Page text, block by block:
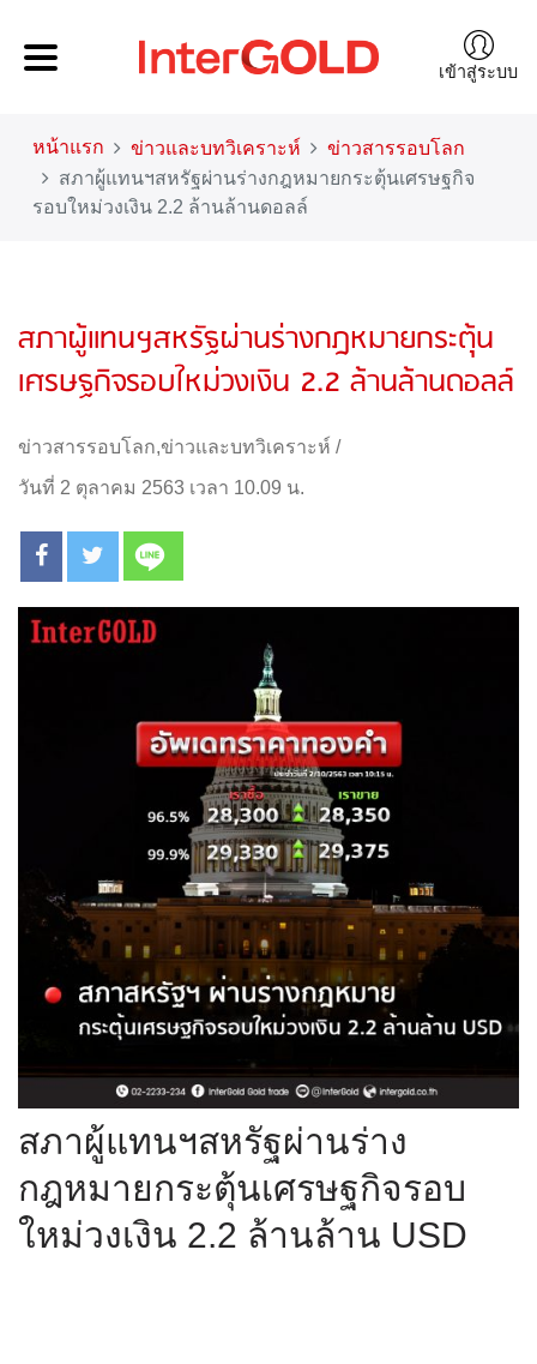
เข้าสู่ระบบ
หน้าแรก ข่าวและบทวิเคราะห์
ข่าวสารรอบโลก
สภาผู้แทนฯสหรัฐผ่านร่างกฎหมายกระตุ้นเศรษฐกิจ
รอบใหม่วงเงิน 2.2 ล้านล้านดอลล์
สภาผู้แทนฯสหรัฐผ่านร่างกฎหมายกระตุ้น
เศรษฐกิจรอบใหม่วงเงิน 2.2 ล้านล้านดอลล์
ข่าวสารรอบโลก,ข่าวและบทวิเคราะห์ /
วันที่ 2 ตุลาคม 2563 เวลา 10.09 น.
สภาผู้แทนฯสหรัฐผ่านร่าง
กฎหมายกระตุ้นเศรษฐกิจรอบ
ใหม่วงเงิน 2.2 ล้านล้าน USD